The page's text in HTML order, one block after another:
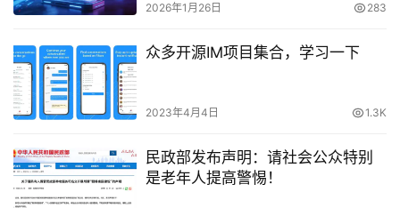
2026年1月26日 283
众多开源IM项目集合，学习一下
2023年4月4日 1.3K
民政部发布声明：请社会公众特别
是老年人提高警惕！